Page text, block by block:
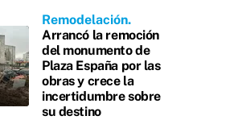
Remodelación
Arrancó la remoción
del monumento de
Plaza España por las
obras y crece la
incertidumbre sobre
su destino